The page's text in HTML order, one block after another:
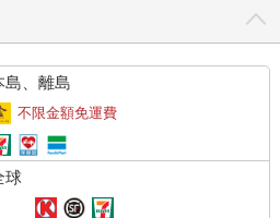
島、離島
不限金額免運費
球